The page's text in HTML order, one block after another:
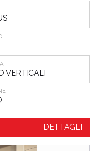
VERTICALI
DETTAGLI